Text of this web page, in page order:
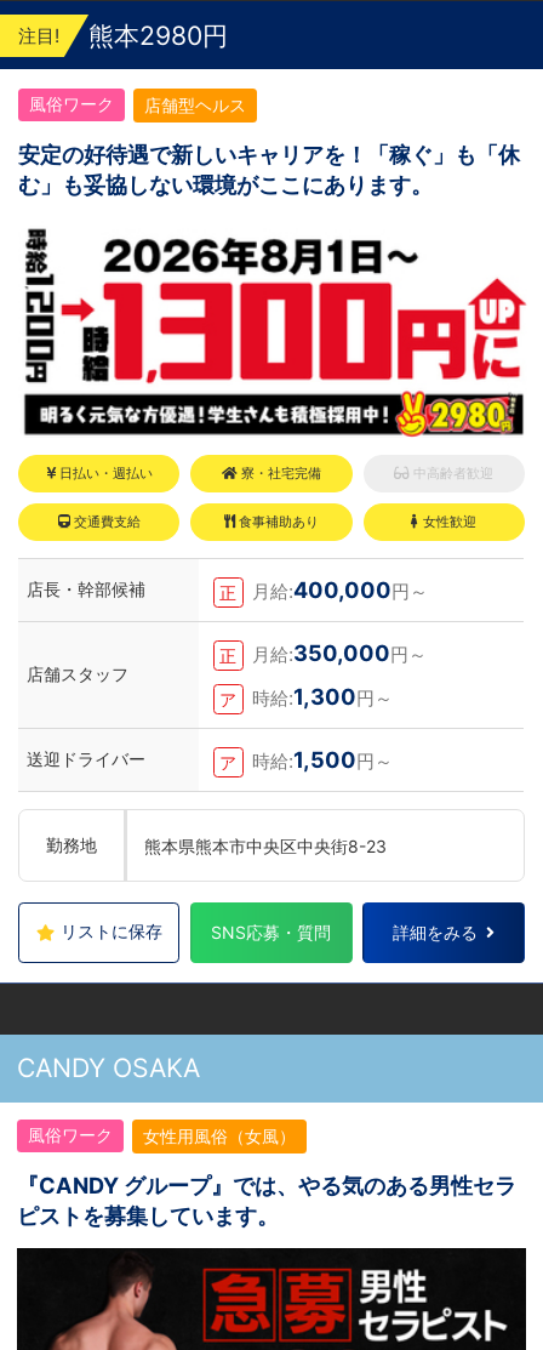
注目! 熊本2980円
風俗ワーク 店舗型ヘルス
安定の好待遇で新しいキャリアを！「稼ぐ」も「休
む」も妥協しない環境がここにあります。
日払い・週払い 寮・社宅完備 中高齢者歓迎
交通費支給 食事補助あり 女性歓迎
店長・幹部候補 正 月給:400,000円～
店舗スタッフ
正 月給:350,000円～
ア 時給:1,300円～
送迎ドライバー ア 時給:1,500円～
勤務地 熊本県熊本市中央区中央街8-23
リストに保存 SNS応募・質問 詳細をみる
CANDY OSAKA
風俗ワーク 女性用風俗（女風）
『CANDY グループ』では、やる気のある男性セラ
ピストを募集しています。